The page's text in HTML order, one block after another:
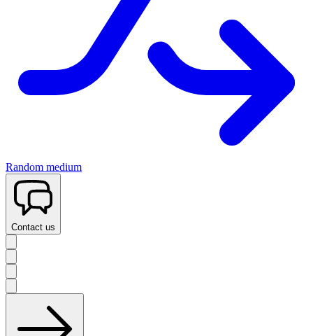
Random medium
Contact us